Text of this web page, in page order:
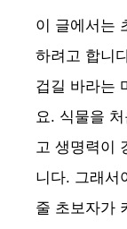
이 글에서는
하려고 합니
겁길 바라는
요. 식물을
고 생명력이
니다. 그래서
줄 초보자가